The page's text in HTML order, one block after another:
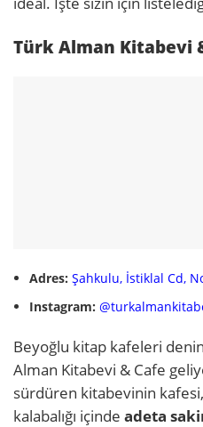
Türk Alman Kitabevi
Adres:Şahkulu, İstiklal Cd,
Instagram:
Beyoğlu kitap kafeleri
Alman Kitabevi & Cafe
sürdüren kitabevinin
kalabalığı içinde adeta